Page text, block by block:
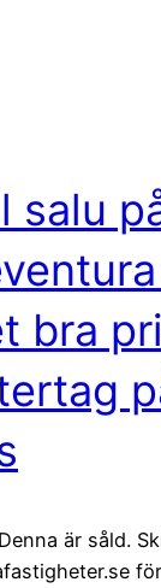
salu
bra
är såld.